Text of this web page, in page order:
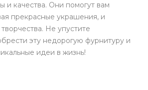
и качества. Они помогут вам
прекрасные украшения, и
Не упустите
эту недорогую фурнитуру и
идеи в жизнь!